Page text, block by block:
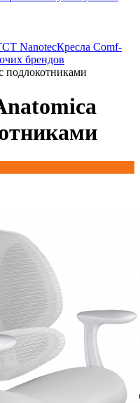
NanotecКресла Comf-
брендов
подлокотниками